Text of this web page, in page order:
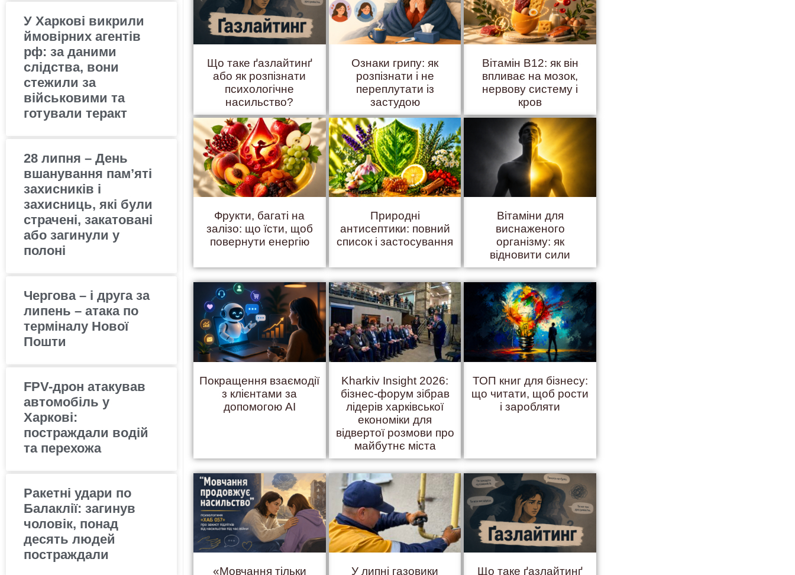
У Харкові викрили
ймовірних агентів
рф: за даними
слідства, вони
стежили за
військовими та
готували теракт
28 липня – День
вшанування пам’яті
захисників і
захисниць, які були
страчені, закатовані
або загинули у
полоні
Чергова – і друга за
липень – атака по
терміналу Нової
Пошти
FPV-дрон атакував
автомобіль у
Харкові:
постраждали водій
та перехожа
Ракетні удари по
Балаклії: загинув
чоловік, понад
десять людей
постраждали
Що таке ґазлайтинґ
або як розпізнати
психологічне
насильство?
Ознаки грипу: як
розпізнати і не
переплутати із
застудою
Вітамін B12: як він
впливає на мозок,
нервову систему і
кров
Фрукти, багаті на
залізо: що їсти, щоб
повернути енергію
Природні
антисептики: повний
список і застосування
Вітаміни для
виснаженого
організму: як
відновити сили
Покращення взаємодії
з клієнтами за
допомогою AI
Kharkiv Insight 2026:
бізнес-форум зібрав
лідерів харківської
економіки для
відвертої розмови про
майбутнє міста
ТОП книг для бізнесу:
що читати, щоб рости
і заробляти
«Мовчання тільки У липні газовики Що таке ґазлайтинґ